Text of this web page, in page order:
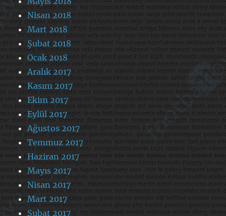
Nisan 2018
Mart 2018
Şubat 2018
Ocak 2018
Aralık 2017
Kasım 2017
Ekim 2017
Eylül 2017
Ağustos 2017
Temmuz 2017
Haziran 2017
Mayıs 2017
Nisan 2017
Mart 2017
Şubat 2017